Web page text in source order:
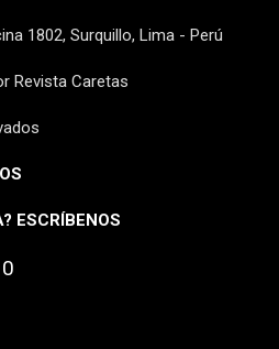
1802, Surquillo, Lima - Perú
Revista Caretas
ESCRÍBENOS